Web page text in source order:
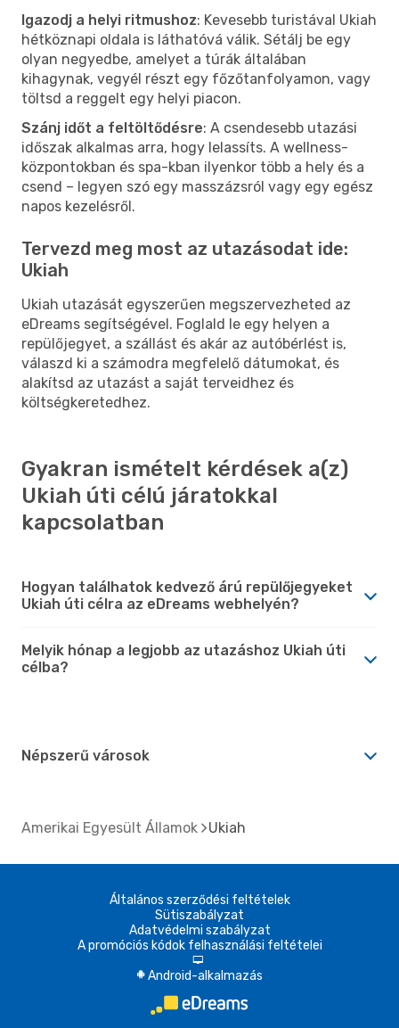
Igazodj a helyi ritmushoz: Kevesebb turistával Ukiah
hétköznapi oldala is láthatóvá válik. Sétálj be egy
olyan negyedbe, amelyet a túrák általában
kihagynak, vegyél részt egy főzőtanfolyamon, vagy
töltsd a reggelt egy helyi piacon.
Szánj időt a feltöltődésre: A csendesebb utazási
időszak alkalmas arra, hogy lelassíts. A wellness-
központokban és spa-kban ilyenkor több a hely és a
csend – legyen szó egy masszázsról vagy egy egész
napos kezelésről.
Tervezd meg most az utazásodat ide:
Ukiah
Ukiah utazását egyszerűen megszervezheted az
eDreams segítségével. Foglald le egy helyen a
repülőjegyet, a szállást és akár az autóbérlést is,
válaszd ki a számodra megfelelő dátumokat, és
alakítsd az utazást a saját terveidhez és
költségkeretedhez.
Gyakran ismételt kérdések a(z)
Ukiah úti célú járatokkal
kapcsolatban
Hogyan találhatok kedvező árú repülőjegyeket
Ukiah úti célra az eDreams webhelyén?
Melyik hónap a legjobb az utazáshoz Ukiah úti
célba?
Népszerű városok
Amerikai Egyesült Államok Ukiah
Általános szerződési feltételek
Sütiszabályzat
Adatvédelmi szabályzat
A promóciós kódok felhasználási feltételei
d
A Android-alkalmazás